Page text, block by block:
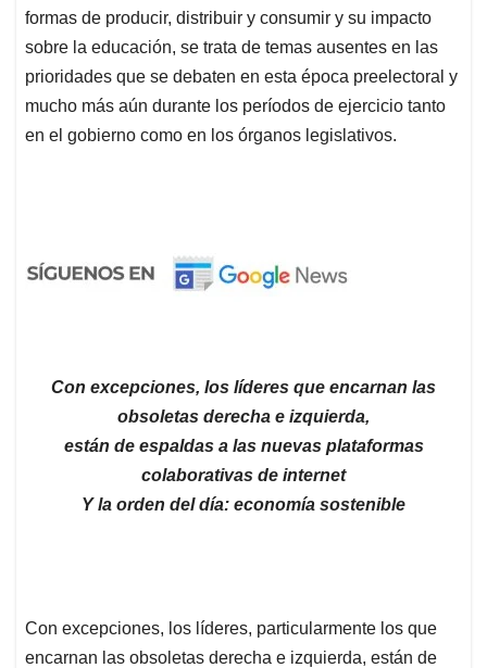
formas de producir, distribuir y consumir y su impacto
sobre la educación, se trata de temas ausentes en las
prioridades que se debaten en esta época preelectoral y
mucho más aún durante los períodos de ejercicio tanto
en el gobierno como en los órganos legislativos.
Con excepciones, los líderes que encarnan las
obsoletas derecha e izquierda,
están de espaldas a las nuevas plataformas
colaborativas de internet
Y la orden del día: economía sostenible
Con excepciones, los líderes, particularmente los que
encarnan las obsoletas derecha e izquierda, están de